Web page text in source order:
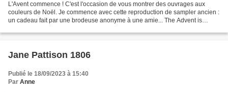
L'Avent commence ! C'est l'occasion de vous montrer des ouvrages aux
couleurs de Noël. Je commence avec cette reproduction de sampler ancien :
un cadeau fait par une brodeuse anonyme à une amie... The Advent is
Jane Pattison 1806
Publié le 18/09/2023 à 15:40
Par Anne